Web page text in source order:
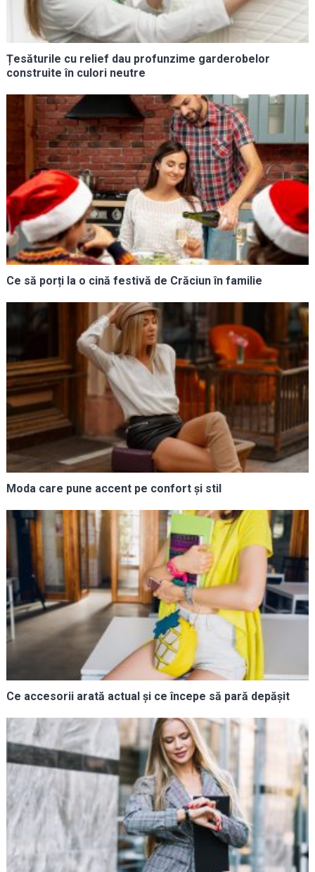
Țesăturile cu relief dau profunzime garderobelor
construite în culori neutre
Ce să porți la o cină festivă de Crăciun în familie
Moda care pune accent pe confort și stil
Ce accesorii arată actual și ce începe să pară depășit